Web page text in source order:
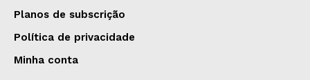
Planos de subscrição
Política de privacidade
Minha conta